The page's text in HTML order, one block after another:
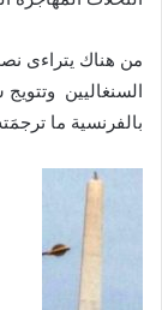
السنغاليين
بالفرنسية ما